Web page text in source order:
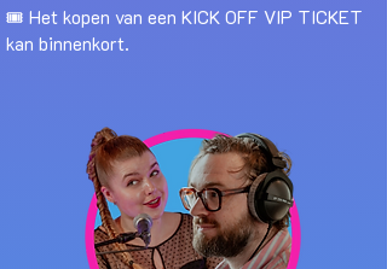
🎟️ Het kopen van een KICK OFF VIP TICKET
kan binnenkort.